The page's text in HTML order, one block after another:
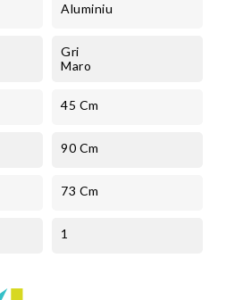
Aluminiu
Gri
Maro
45 Cm
90 Cm
73 Cm
1